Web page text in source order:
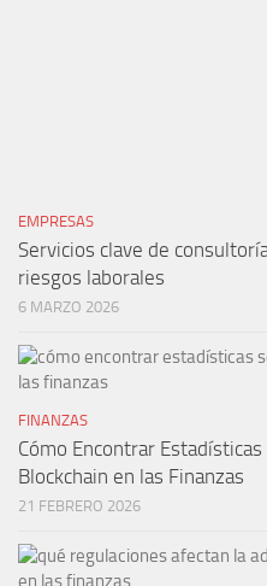
EMPRESAS
Servicios clave de
riesgos laborales
6 MARZO 2026
FINANZAS
Cómo Encontrar
Blockchain en las Finanzas
21 FEBRERO 2026